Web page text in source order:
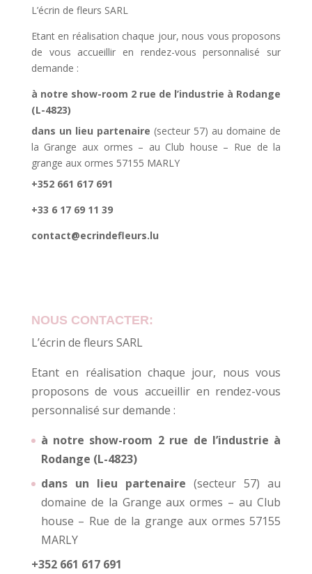
L’écrin de fleurs SARL
Etant en réalisation chaque jour, nous vous proposons
de vous accueillir en rendez-vous personnalisé sur
demande :
à notre show-room 2 rue de l’industrie à Rodange
(L-4823)
dans un lieu partenaire (secteur 57) au domaine de
la Grange aux ormes – au Club house – Rue de la
grange aux ormes 57155 MARLY
+352 661 617 691
+33 6 17 69 11 39
contact@ecrindefleurs.lu
NOUS CONTACTER:
L’écrin de fleurs SARL
Etant en réalisation chaque jour, nous vous
proposons de vous accueillir en rendez-vous
personnalisé sur demande :
à notre show-room 2 rue de l’industrie à
Rodange (L-4823)
dans un lieu partenaire (secteur 57) au
domaine de la Grange aux ormes – au Club
house – Rue de la grange aux ormes 57155
MARLY
+352 661 617 691